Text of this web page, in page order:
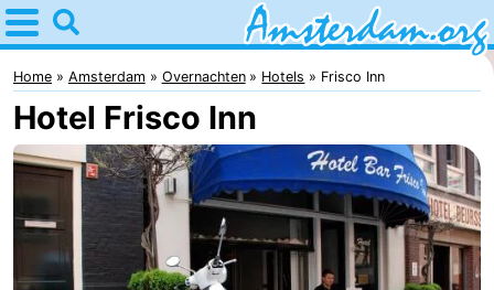
Home
Amsterdam
Reisplan
Voor
kinderen
Voor
jongeren
Gratis
Home Amsterdam Overnachten Hotels Frisco Inn
Hotel Frisco Inn